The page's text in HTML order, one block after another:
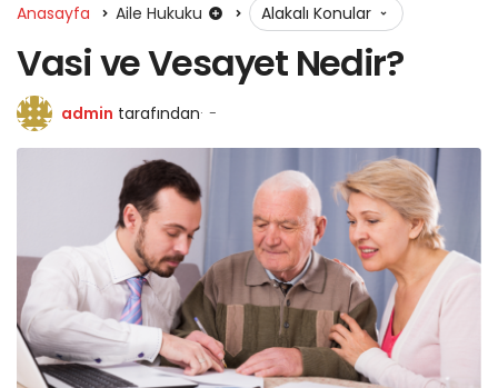
Anasayfa Aile Hukuku Alakalı Konular
Vasi ve Vesayet Nedir?
admin tarafından -